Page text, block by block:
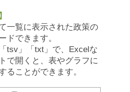
一覧に表示された政策の
ドできます。
tsv」「txt」で、Excelな
で開くと、表やグラフに
ることができます。